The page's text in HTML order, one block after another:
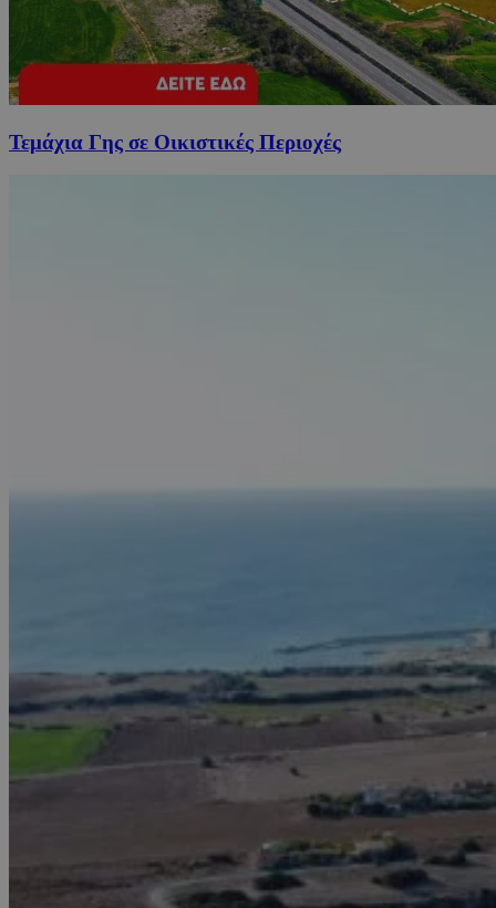
Τεμάχια Γης σε Οικιστικές Περιοχές